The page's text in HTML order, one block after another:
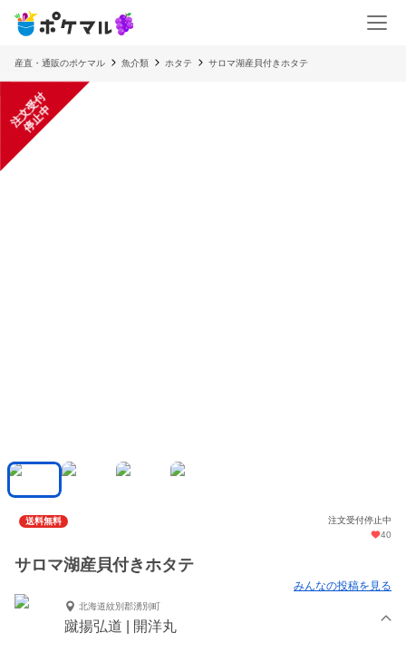
産直・通販のポケマル 魚介類 ホタテ サロマ湖産貝付きホタテ
注
文
受
付
停
止
中
送料無料
注文受付停止中
40
サロマ湖産貝付きホタテ
みんなの投稿を見る
北海道紋別郡湧別町
蹴揚弘道 | 開洋丸